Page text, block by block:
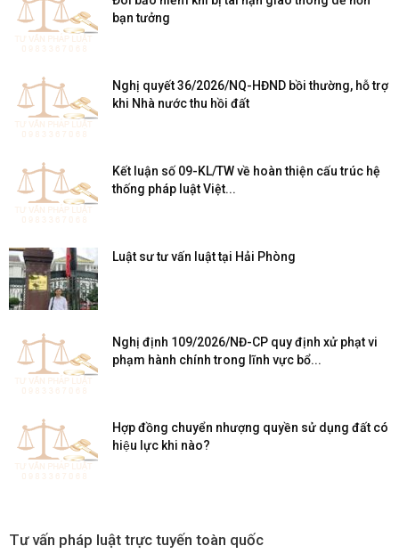
bạn tưởng
Nghị quyết 36/2026/NQ-HĐND bồi thường, hỗ trợ
khi Nhà nước thu hồi đất
Kết luận số 09-KL/TW về hoàn thiện cấu trúc hệ
thống pháp luật Việt...
Luật sư tư vấn luật tại Hải Phòng
Nghị định 109/2026/NĐ-CP quy định xử phạt vi
phạm hành chính trong lĩnh vực bổ...
Hợp đồng chuyển nhượng quyền sử dụng đất có
hiệu lực khi nào?
Tư vấn pháp luật trực tuyến toàn quốc